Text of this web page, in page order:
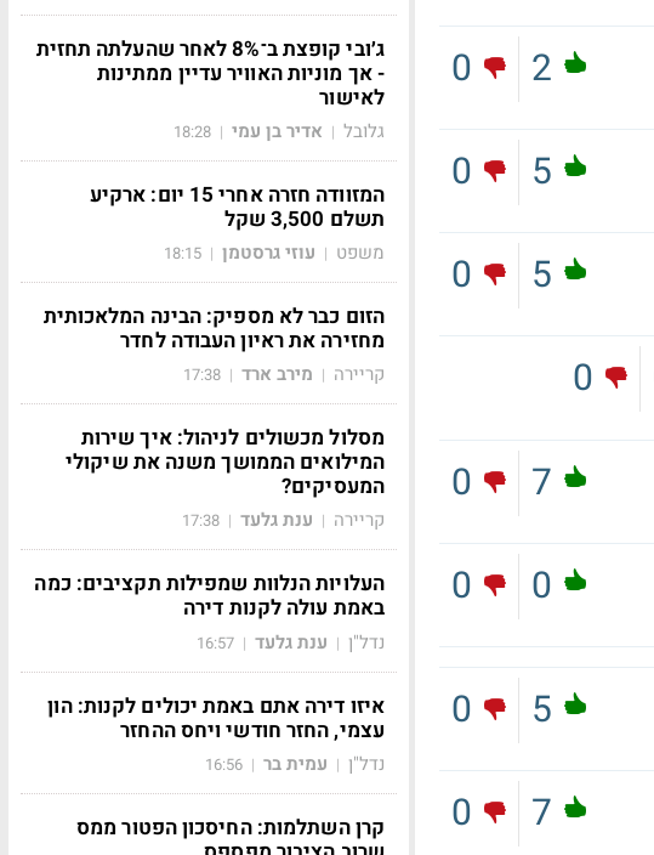
2
0
5
0
5
0
0
7
0
0
0
5
0
7
0
ג׳ובי קופצת ב־8% לאחר שהעלתה תחזית
- אך מוניות האוויר עדיין ממתינות
לאישור
גלובל | אדיר בן עמי |
18:28
המזוודה חזרה אחרי 15 יום: ארקיע
תשלם 3,500 שקל
משפט | עוזי גרסטמן |
18:15
הזום כבר לא מספיק: הבינה המלאכותית
מחזירה את ראיון העבודה לחדר
קריירה | מירב ארד |
17:38
מסלול מכשולים לניהול: איך שירות
המילואים הממושך משנה את שיקולי
המעסיקים?
קריירה | ענת גלעד |
17:38
העלויות הנלוות שמפילות תקציבים: כמה
באמת עולה לקנות דירה
נדל"ן | ענת גלעד |
16:57
איזו דירה אתם באמת יכולים לקנות: הון
עצמי, החזר חודשי ויחס ההחזר
נדל"ן | עמית בר |
16:56
קרן השתלמות: החיסכון הפטור ממס